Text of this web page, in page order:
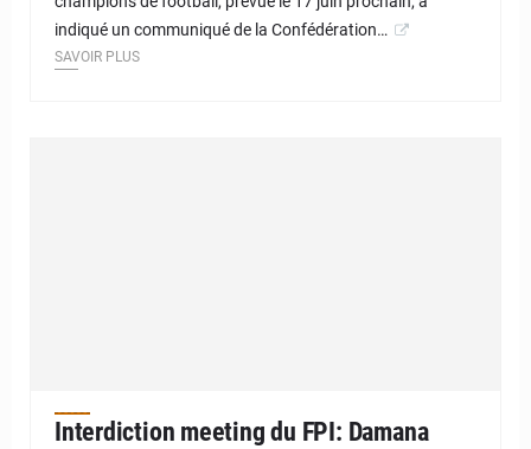
indiqué un communiqué de la Confédération…
SAVOIR PLUS
Interdiction meeting du FPI: Damana